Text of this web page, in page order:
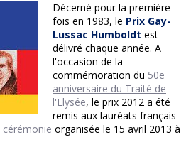
Décerné pour la première
fois en 1983, le Prix Gay-
Lussac Humboldt est
délivré chaque année. A
l'occasion de la
commémoration du 50e
anniversaire du Traité de
l'Elysée, le prix 2012 a été
remis aux lauréats français
cérémonie organisée le 15 avril 2013 à